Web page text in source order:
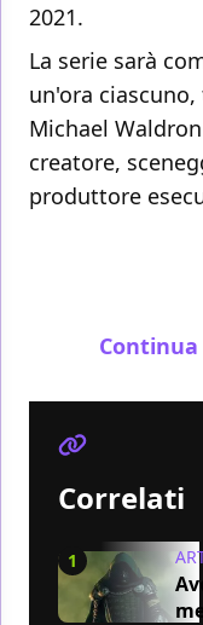
2021.
La serie sarà
un'ora
Michael
creatore,
produttore
Continua
Correlati
1